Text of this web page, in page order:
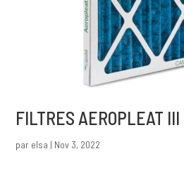
FILTRES AEROPLEAT III
par elsa | Nov 3, 2022